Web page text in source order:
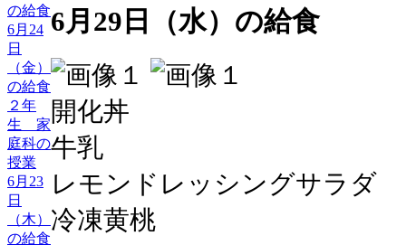
の給食
6月24
日
（金）
の給食
２年
生 家
庭科の
授業
6月23
日
（木）
の給食
6月29日（水）の給食
開化丼
牛乳
レモンドレッシングサラダ
冷凍黄桃